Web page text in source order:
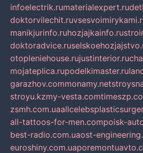
infoelectrik.rumaterialexpert.ru
doktorvilechit.ru
manikjurinfo.ruhozjajkainfo.ru
doktoradvice.ru
otopleniehouse.rujustinterior.ru
mojateplica.rupodelkimaster.ru
garazhov.commonamy.net
stroyu.kzmy-vesta.com
zsmh.com.ua
all-tattoos-for-men.compoisk-
best-radio.com.uaost-
euroshiny.com.ua